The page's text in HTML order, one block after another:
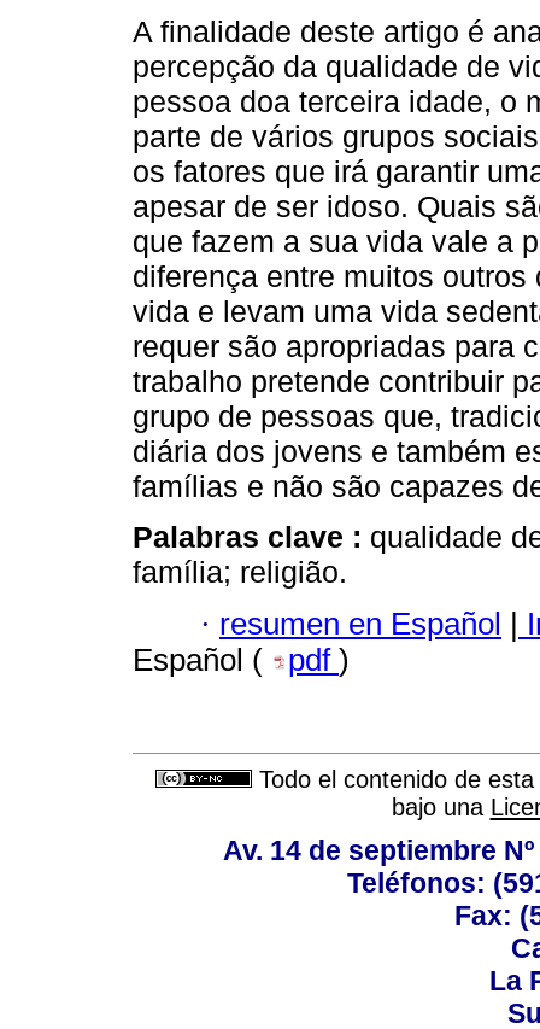
A finalidade deste artigo é
percepção da qualidade de
pessoa doa terceira idade, o
parte de vários grupos
os fatores que irá garantir
apesar de ser idoso. Quais
que fazem a sua vida vale a
diferença entre muitos
vida e levam uma vida
requer são apropriadas para
trabalho pretende contribuir
grupo de pessoas que,
diária dos jovens e também
famílias e não são capazes
Palabras clave : qualidade
família; religião.
· resumen en Español |
Español (
pdf )
Todo el contenido de
bajo una
Av. 14 de septiembre
Teléfonos:
Fax:
La